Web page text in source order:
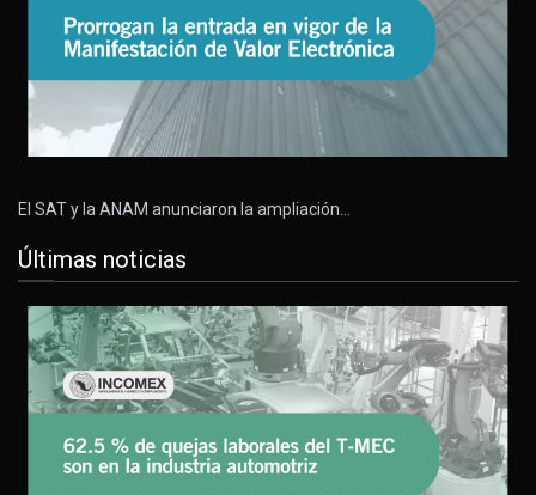
El SAT y la ANAM anunciaron la ampliación…
Últimas noticias